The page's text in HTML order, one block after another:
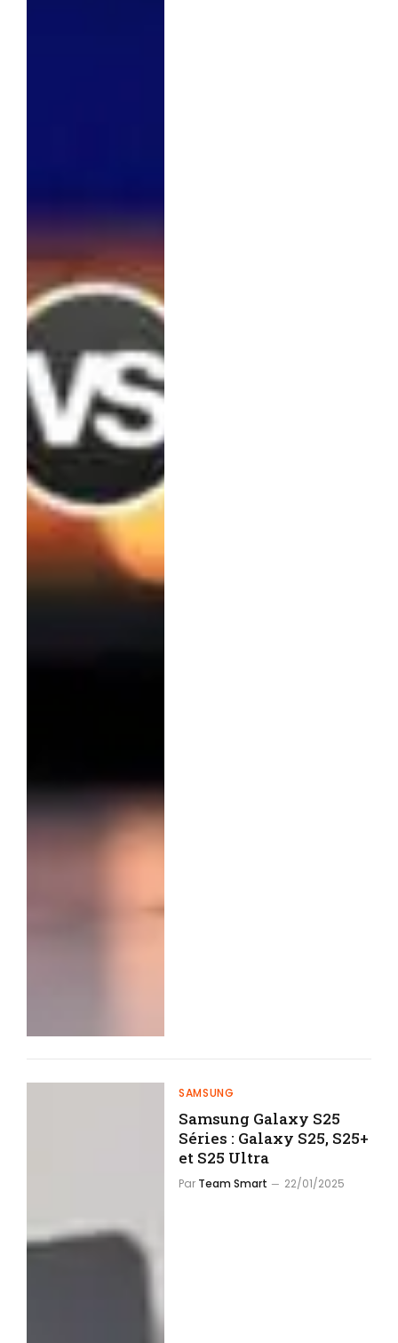
SAMSUNG
Samsung Galaxy S25
Séries : Galaxy S25, S25+
et S25 Ultra
Par Team Smart 22/01/2025